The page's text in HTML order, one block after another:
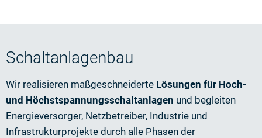
Schaltanlagenbau
Wir realisieren maßgeschneiderte Lösungen für Hoch-
und Höchstspannungsschaltanlagen und begleiten
Energieversorger, Netzbetreiber, Industrie und
Infrastrukturprojekte durch alle Phasen der